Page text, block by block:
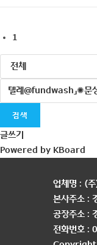
1
검색
글쓰기
Powered by KBoard
업체명 : (
본사주소 :
공장주소 :
전화번호